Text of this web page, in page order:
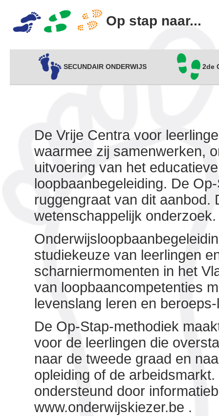
Op stap naar...
SECUNDAIR ONDERWIJS 2de
De Vrije Centra voor
waarmee zij samenwerken,
uitvoering van het
loopbaanbegeleiding. De
ruggengraat van dit aanbod.
wetenschappelijk onderzoek.
studiekeuze van leerlingen
scharniermomenten in het
van loopbaancompetenties
levenslang leren en
De Op-Stap-methodiek
voor de leerlingen die
naar de tweede graad en
opleiding of de
ondersteund door
www.onderwijskiezer.be .